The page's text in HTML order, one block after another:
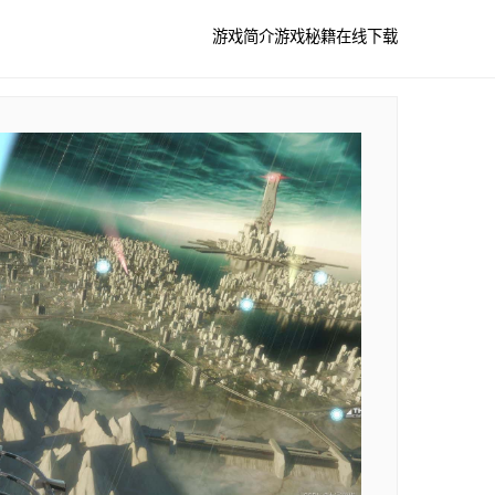
游戏简介游戏秘籍在线下载